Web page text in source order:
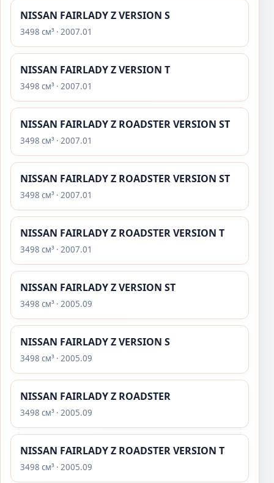
NISSAN FAIRLADY Z VERSION S
3498 см³ · 2007.01
NISSAN FAIRLADY Z VERSION T
3498 см³ · 2007.01
NISSAN FAIRLADY Z ROADSTER VERSION ST
3498 см³ · 2007.01
NISSAN FAIRLADY Z ROADSTER VERSION ST
3498 см³ · 2007.01
NISSAN FAIRLADY Z ROADSTER VERSION T
3498 см³ · 2007.01
NISSAN FAIRLADY Z VERSION ST
3498 см³ · 2005.09
NISSAN FAIRLADY Z VERSION S
3498 см³ · 2005.09
NISSAN FAIRLADY Z ROADSTER
3498 см³ · 2005.09
NISSAN FAIRLADY Z ROADSTER VERSION T
3498 см³ · 2005.09